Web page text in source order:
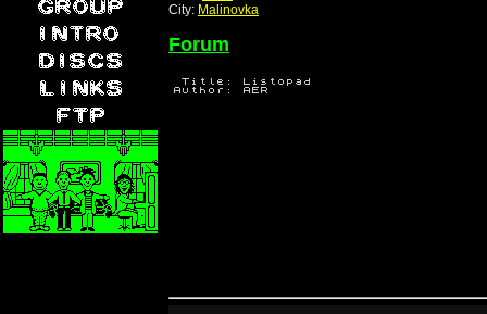
City: Malinovka
Forum